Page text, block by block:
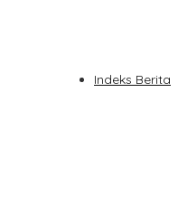
Indeks Berita